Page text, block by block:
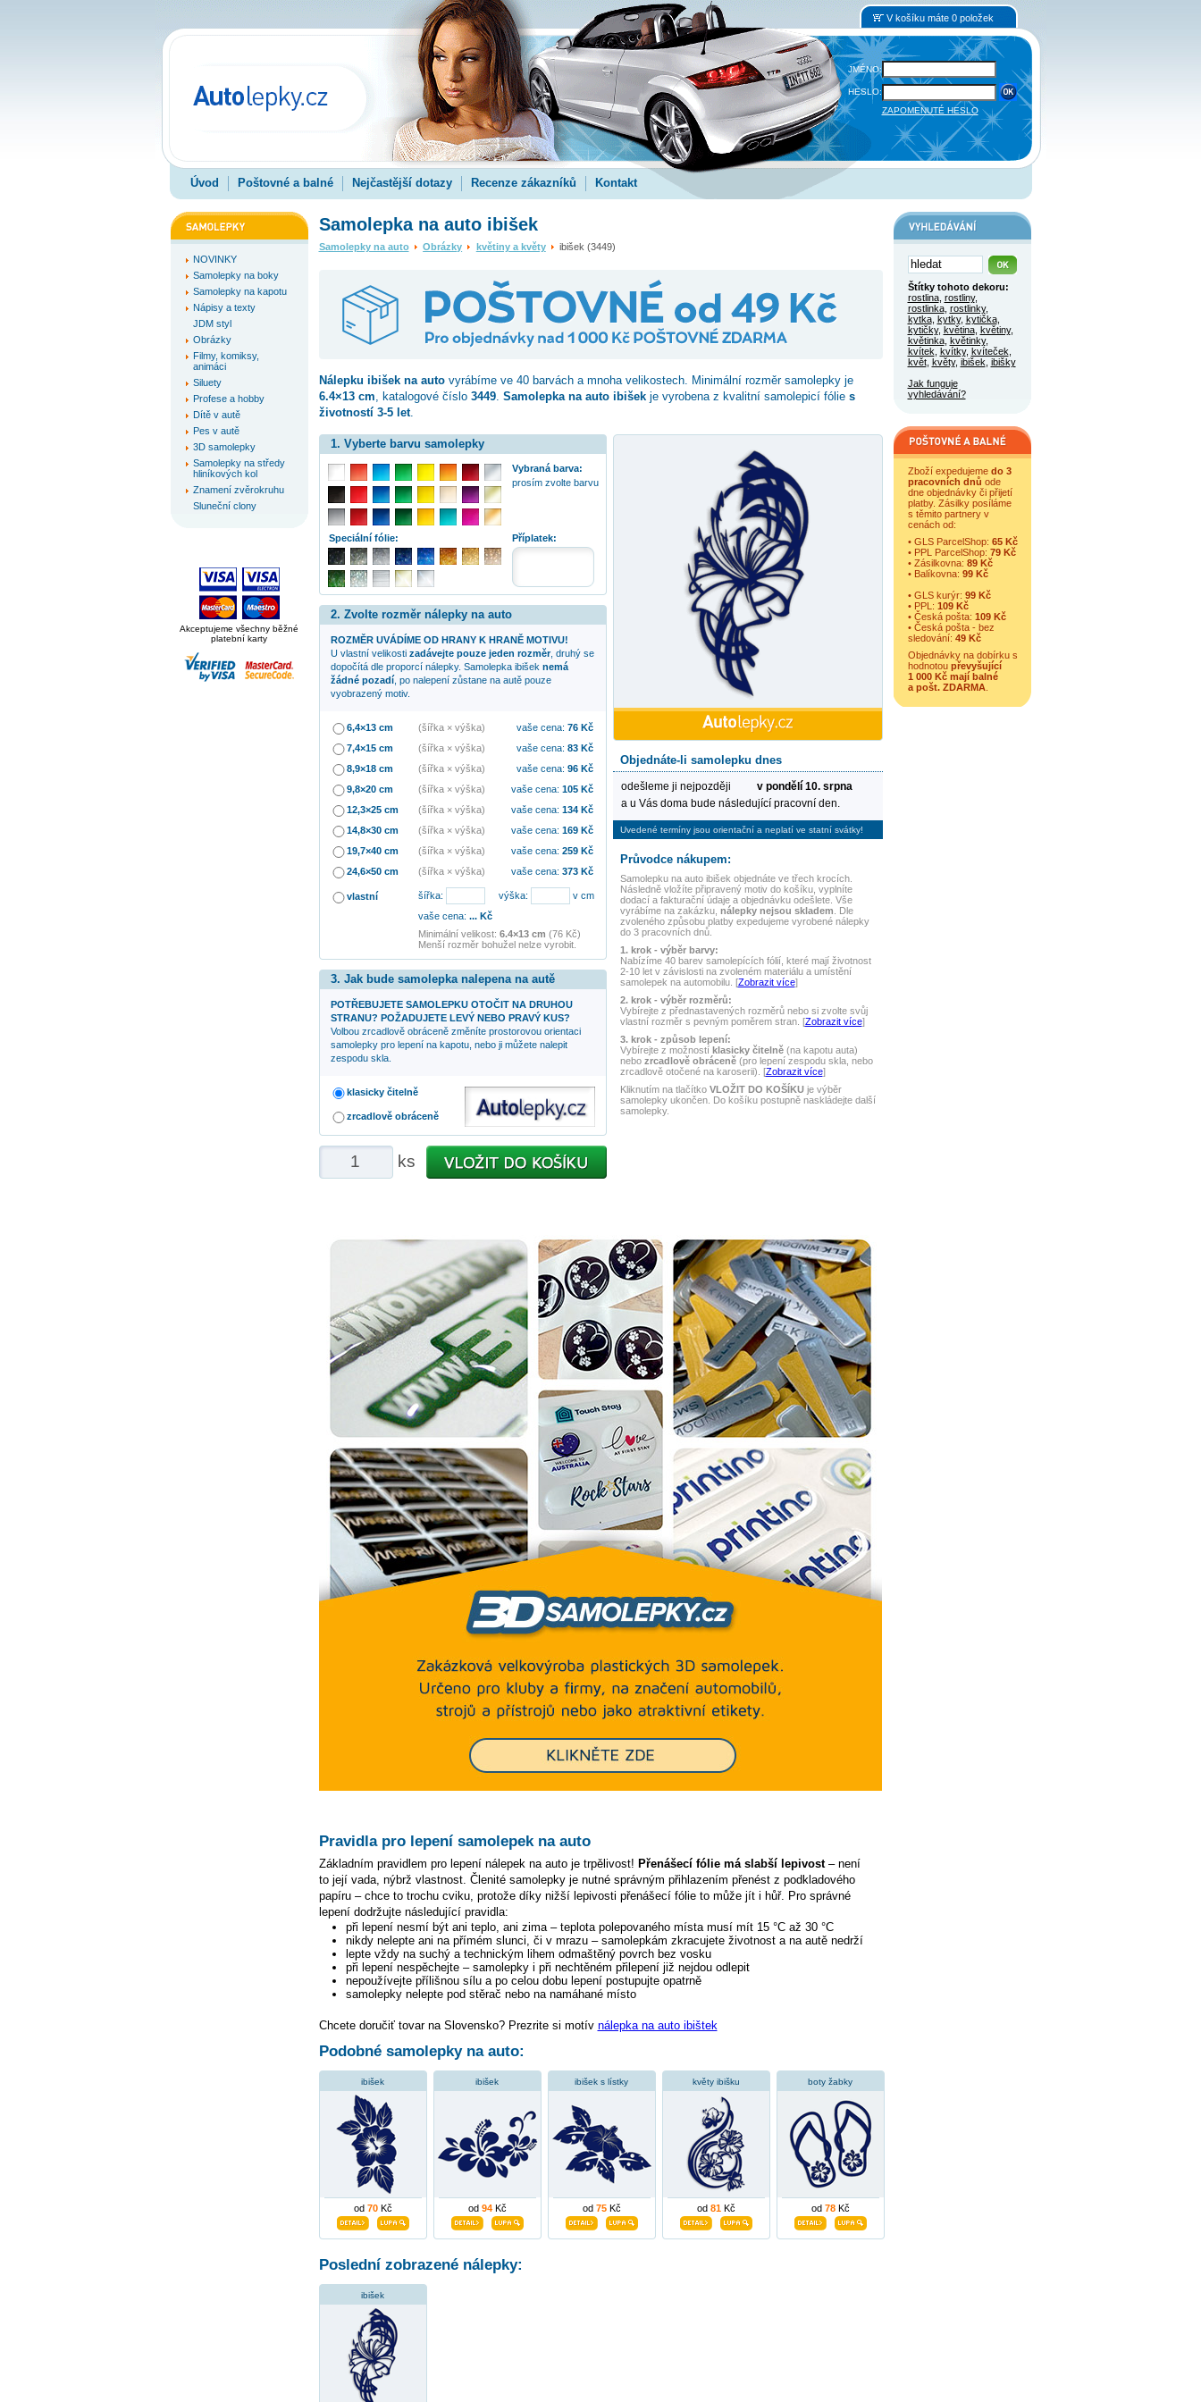
V košíku máte 0 položek
JMÉNO:
HESLO:
ZAPOMENUTÉ HESLO
Úvod Poštovné a balné Nejčastější dotazy Recenze zákazníků Kontakt
NOVINKY
Samolepky na boky
Samolepky na kapotu
Nápisy a texty
JDM styl
Obrázky
Filmy, komiksy,
animáci
Siluety
Profese a hobby
Dítě v autě
Pes v autě
3D samolepky
Samolepky na středy
hliníkových kol
Znamení zvěrokruhu
Sluneční clony
Akceptujeme všechny běžné
platební karty
Samolepka na auto ibišek
Samolepky na auto Obrázky květiny a květy ibišek (3449)
Nálepku ibišekna autovyrábíme ve 40 barvách a mnoha velikostech. Minimální rozměr samolepky je
6.4×13 cm, katalogové číslo 3449. Samolepka na auto ibišekje vyrobena z kvalitní samolepicí fólie s
životností 3-5 let.
Objednáte-li samolepku dnes
odešleme ji nejpozději
v pondělí 10. srpna
a u Vás doma bude následující pracovní den.
Uvedené termíny jsou orientační a neplatí ve statní svátky!
Průvodce nákupem:
Samolepku na auto ibišek objednáte ve třech krocích.
Následně vložíte připravený motiv do košíku, vyplníte
dodací a fakturační údaje a objednávku odešlete. Vše
vyrábíme na zakázku, nálepky nejsou skladem . Dle
zvoleného způsobu platby expedujeme vyrobené nálepky
do 3 pracovních dnů.
1. krok - výběr barvy:
Nabízíme 40 barev samolepících fólií, které mají životnost
2-10 let v závislosti na zvoleném materiálu a umístění
samolepek na automobilu. [Zobrazit více]
2. krok - výběr rozměrů:
Vybírejte z přednastavených rozměrů nebo si zvolte svůj
vlastní rozměr s pevným poměrem stran. [Zobrazit více]
3. krok - způsob lepení:
Vybírejte z možností klasicky čitelně(na kapotu auta)
nebo zrcadlově obráceně(pro lepení zespodu skla, nebo
zrcadlově otočené na karoserii). [Zobrazit více]
Kliknutím na tlačítko VLOŽIT DO KOŠÍKUje výběr
samolepky ukončen. Do košíku postupně naskládejte další
samolepky.
1. Vyberte barvu samolepky
Vybraná barva:
prosím zvolte barvu
Příplatek:
Speciální fólie:
2. Zvolte rozměr nálepky na auto
ROZMĚR UVÁDÍME OD HRANY K HRANĚ MOTIVU!
U vlastní velikosti zadávejte pouze jeden rozměr, druhý se
dopočítá dle proporcí nálepky. Samolepka ibišek nemá
žádné pozadí, po nalepení zůstane na autě pouze
vyobrazený motiv.
6,4×13 cm (šířka × výška) vaše cena: 76Kč
7,4×15 cm
(šířka × výška) vaše cena: 83Kč
8,9×18 cm
(šířka × výška) vaše cena: 96Kč
9,8×20 cm
(šířka × výška) vaše cena: 105Kč
12,3×25 cm
(šířka × výška) vaše cena: 134Kč
14,8×30 cm
(šířka × výška) vaše cena: 169Kč
19,7×40 cm
(šířka × výška) vaše cena: 259Kč
24,6×50 cm
(šířka × výška) vaše cena: 373Kč
vlastní šířka: výška:
v cm
vaše cena: ...Kč
Minimální velikost: 6.4×13 cm (76 Kč)
Menší rozměr bohužel nelze vyrobit.
3. Jak bude samolepka nalepena na autě
POTŘEBUJETE SAMOLEPKU OTOČIT NA DRUHOU
STRANU? POŽADUJETE LEVÝ NEBO PRAVÝ KUS?
Volbou zrcadlově obráceně změníte prostorovou orientaci
samolepky pro lepení na kapotu, nebo ji můžete nalepit
zespodu skla.
klasicky čitelně
zrcadlově obráceně
ks
Pravidla pro lepení samolepek na auto
Základním pravidlem pro lepení nálepek na auto je trpělivost! Přenášecí fólie má slabší lepivost– není
to její vada, nýbrž vlastnost. Členité samolepky je nutné správným přihlazením přenést z podkladového
papíru – chce to trochu cviku, protože díky nižší lepivosti přenášecí fólie to může jít i hůř. Pro správné
lepení dodržujte následující pravidla:
při lepení nesmí být ani teplo, ani zima – teplota polepovaného místa musí mít 15 °C až 30 °C
nikdy nelepte ani na přímém slunci, či v mrazu – samolepkám zkracujete životnost a na autě nedrží
lepte vždy na suchý a technickým lihem odmaštěný povrch bez vosku
při lepení nespěchejte – samolepky i při nechtěném přilepení již nejdou odlepit
nepoužívejte přílišnou sílu a po celou dobu lepení postupujte opatrně
samolepky nelepte pod stěrač nebo na namáhané místo
Chcete doručiť tovar na Slovensko? Prezrite si motív nálepka na auto ibištek
Podobné samolepky na auto:
ibišek
od 70Kč
ibišek
od 94Kč
ibišek s lístky
od 75Kč
květy ibišku
od 81Kč
boty žabky
od 78Kč
Poslední zobrazené nálepky:
ibišek
Štítky tohoto dekoru:
rostlina, rostliny,
rostlinka, rostlinky,
kytka, kytky, kytička,
kytičky, květina, květiny,
květinka, květinky,
kvítek kvítky, kvíteček
květ, květy, ibišek ibišky
Jak funguje
vyhledávání?
Zboží expedujeme do 3
pracovních dnů ode
dne objednávky či přijetí
platby. Zásilky posíláme
s těmito partnery v
cenách od:
• GLS ParcelShop: 65 Kč
• PPL ParcelShop: 79 Kč
• Zásilkovna: 89 Kč
• Balíkovna: 99 Kč
• GLS kurýr: 99 Kč
• PPL: 109 Kč
• Česká pošta: 109 Kč
• Česká pošta - bez
sledování: 49 Kč
Objednávky na dobírku s
hodnotou převyšující
1 000 Kč mají balné
a pošt. ZDARMA.